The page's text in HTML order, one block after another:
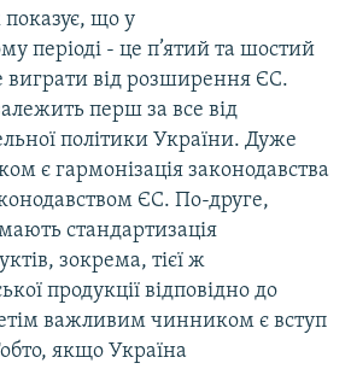
що у
періоді - це п’ятий та шостий
виграти від розширення ЄС.
перш за все від
політики України. Дуже
є гармонізація законодавства
ЄС. По-друге,
стандартизація
зокрема, тієї ж
продукції відповідно до
важливим чинником є вступ
якщо Україна